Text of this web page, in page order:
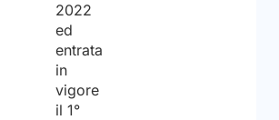
2022
ed
entrata
in
vigore
il 1°